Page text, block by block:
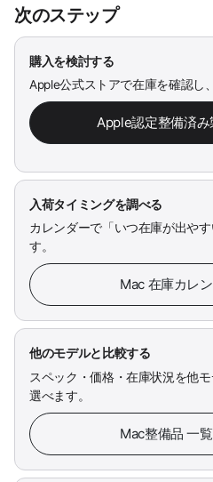
次のステップ
購入を検討する
Apple公式ストアで在庫を確認し
Apple認定整備済
入荷タイミングを調べる
カレンダーで「いつ在庫が出や
す。
Mac 在庫カレ
他のモデルと比較する
スペック・価格・在庫状況を他
選べます。
Mac整備品 一